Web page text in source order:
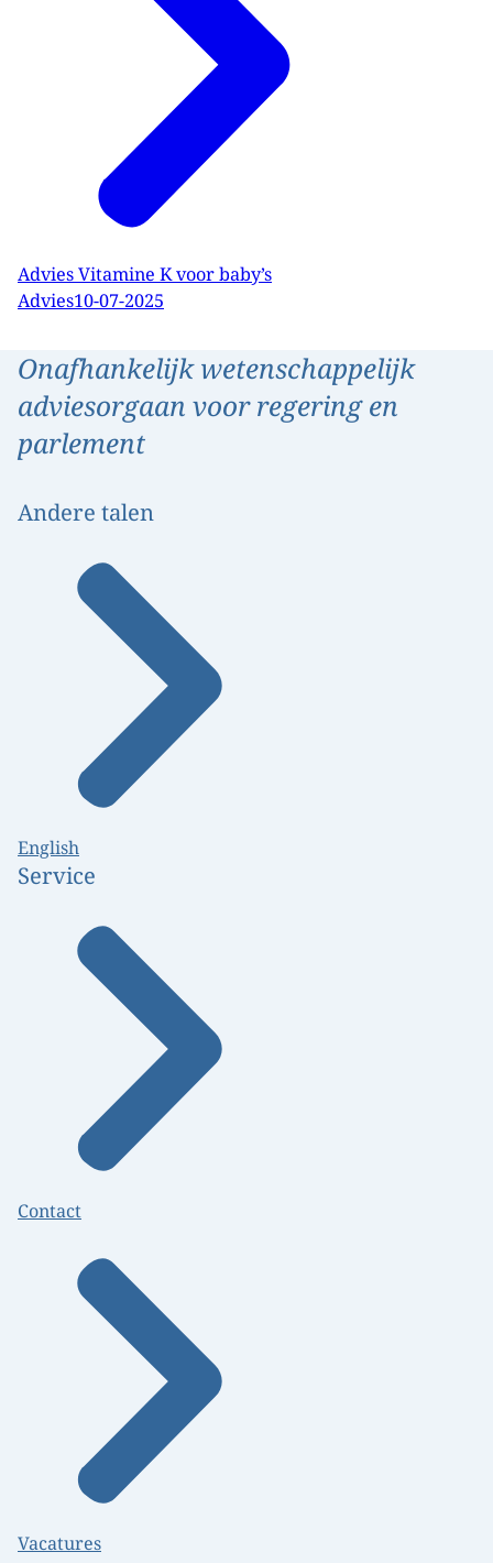
Advies Vitamine K voor baby’s
Advies10-07-2025
Onafhankelijk wetenschappelijk
adviesorgaan voor regering en
parlement
Andere talen
English
Service
Contact
Vacatures